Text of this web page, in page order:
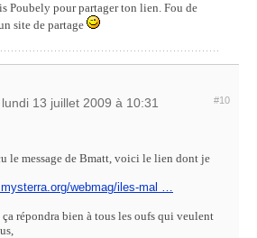
Poubely pour partager ton lien. Fou de
site de partage
13 juillet 2009 à 10:31 #10
le message de Bmatt, voici le lien dont je
webmag/iles-mal …
ça répondra bien à tous les oufs qui veulent